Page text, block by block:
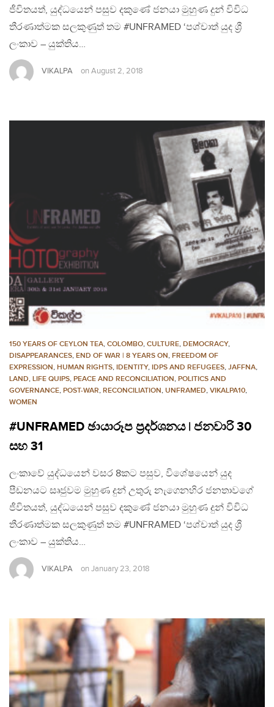
ජීවිතයත්, යුද්ධයෙන් පසුව දකුණේ ජනයා මුහුණ දුන් විවිධ
තීරණාත්මක සලකුණුත් තම #UNFRAMED ‘පශ්චාත් යුද ශ්‍රී
ලංකාව – යුක්තිය…
VIKALPA on August 2, 2018
150 YEARS OF CEYLON TEA, COLOMBO, CULTURE, DEMOCRACY,
DISAPPEARANCES, END OF WAR | 8 YEARS ON, FREEDOM OF
EXPRESSION, HUMAN RIGHTS, IDENTITY, IDPS AND REFUGEES, JAFFNA,
LAND, LIFE QUIPS, PEACE AND RECONCILIATION, POLITICS AND
GOVERNANCE, POST-WAR, RECONCILIATION, UNFRAMED, VIKALPA10,
WOMEN
#UNFRAMED ඡායාරූප ප්‍රදර්ශනය | ජනවාරි 30
සහ 31
ලංකාවේ යුද්ධයෙන් වසර 8කට පසුව, විශේෂයෙන් යුද
පීඩනයට සෘජුවම මුහුණ දුන් උතුරු නැගෙනහිර ජනතාවගේ
ජීවිතයත්, යුද්ධයෙන් පසුව දකුණේ ජනයා මුහුණ දුන් විවිධ
තීරණාත්මක සලකුණුත් තම #UNFRAMED ‘පශ්චාත් යුද ශ්‍රී
ලංකාව – යුක්තිය…
VIKALPA on January 23, 2018